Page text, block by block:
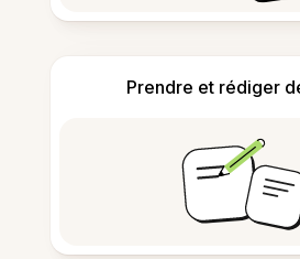
Prendre et rédiger